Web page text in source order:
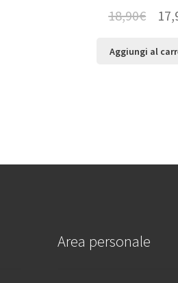
18,90€
Aggiungi al
Area personale